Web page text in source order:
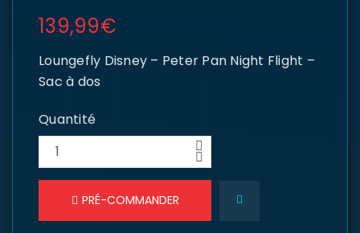
139,99€
Loungefly Disney – Peter Pan Night Flight –
Sac à dos
Quantité
PRÉ-COMMANDER